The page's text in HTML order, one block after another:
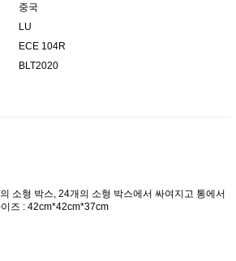
중국
LU
ECE 104R
BLT2020
소형 박스, 24개의 소형 박스에서 싸여지고 통에서
즈 : 42cm*42cm*37cm